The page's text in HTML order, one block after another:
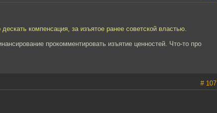
компенсация, за изъятое ранее советской властью.
прокомментировать изъятие ценностей. Что-то про
# 107